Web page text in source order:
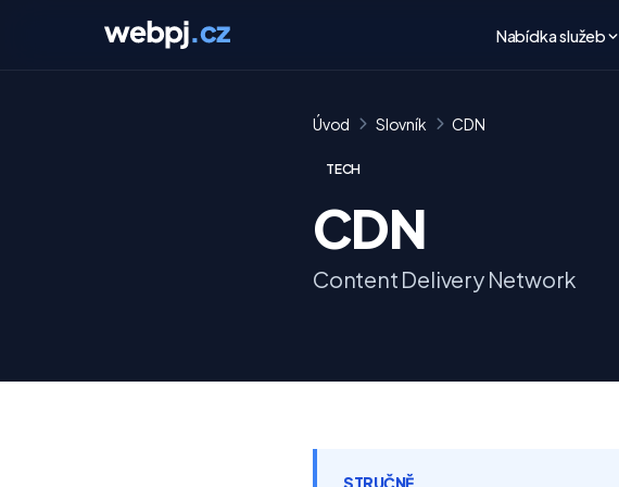
Nabídka služeb
Úvod Slovník CDN
TECH
CDN
Content Delivery Network
STRUČNĚ